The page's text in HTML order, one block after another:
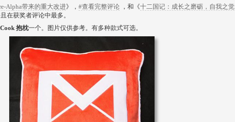
Alpha带来的重大改进》， #查看完整评论 ，和《十二国记：成长之磨砺，自我之觉
且在获奖者评论中最多。
抱枕一个。图片仅供参考。有多种款式可选。